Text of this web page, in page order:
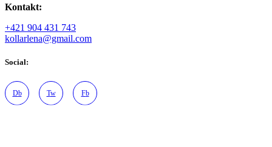
Kontakt:
+421 904 431 743
kollarlena@gmail.com
Social:
Db Tw Fb